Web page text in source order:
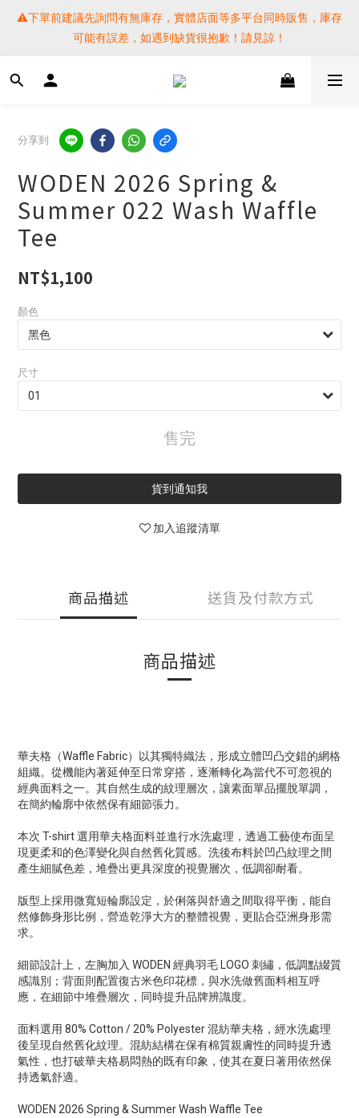
⚠️下單前建議先詢問有無庫存，實體店面等多平台同時販售，庫存
可能有誤差，如遇到缺貨很抱歉！請見諒！
⚠️下單前建議先詢問有無庫存，實體店面等多平台同時販售，庫存
可能有誤差，如遇到缺貨很抱歉！請見諒！
SF EXPRESS WORLD SHIPPING
提醒各位⚠️下單後寄出，請務必在時間內完成取貨才是乖寶寶呦~
如未取貨必須支付運費! 謝謝
⚠️下單前建議先詢問有無庫存，實體店面等多平台同時販售，庫存
可能有誤差，如遇到缺貨很抱歉！請見諒！
分享到
WODEN 2026 Spring &
Summer 022 Wash Waffle
Tee
NT$1,100
顏色
尺寸
售完
貨到通知我
加入追蹤清單
商品描述 送貨及付款方式
商品描述
華夫格（Waffle Fabric）以其獨特織法，形成立體凹凸交錯的網格
組織。從機能內著延伸至日常穿搭，逐漸轉化為當代不可忽視的
經典面料之一。其自然生成的紋理層次，讓素面單品擺脫單調，
在簡約輪廓中依然保有細節張力。
本次 T-shirt 選用華夫格面料並進行水洗處理，透過工藝使布面呈
現更柔和的色澤變化與自然舊化質感。洗後布料於凹凸紋理之間
產生細膩色差，堆疊出更具深度的視覺層次，低調卻耐看。
版型上採用微寬短輪廓設定，於俐落與舒適之間取得平衡，能自
然修飾身形比例，營造乾淨大方的整體視覺，更貼合亞洲身形需
求。
細節設計上，左胸加入 WODEN 經典羽毛 LOGO 刺繡，低調點綴質
感識別；背面則配置復古米色印花標，與水洗做舊面料相互呼
應，在細節中堆疊層次，同時提升品牌辨識度。
面料選用 80% Cotton / 20% Polyester 混紡華夫格，經水洗處理
後呈現自然舊化紋理。混紡結構在保有棉質親膚性的同時提升透
氣性，也打破華夫格易悶熱的既有印象，使其在夏日著用依然保
持透氣舒適。
WODEN 2026 Spring & Summer Wash Waffle Tee